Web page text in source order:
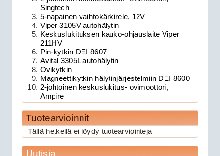
ultraääniliikeilmaisin DEI 509U
Clifford 330X1 C...
Singtech
5-napainen vaihtokärkirele, 12V
Viper 3105V autohälytin
Keskuslukituksen kauko-ohjauslaite Viper
211HV
Pin-kytkin DEI 8607
Avital 3305L autohälytin
Ovikytkin
Magneettikytkin hälytinjärjestelmiin DEI 8600
2-johtoinen keskuslukitus- ovimoottori,
Ampire
Tuotearvioinnit
Tällä hetkellä ei löydy tuotearviointeja
Uutisia